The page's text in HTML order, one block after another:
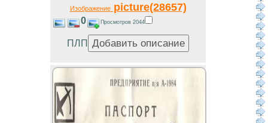
Изображениеpicture(28657)
0 Просмотров 2044
ПЛП